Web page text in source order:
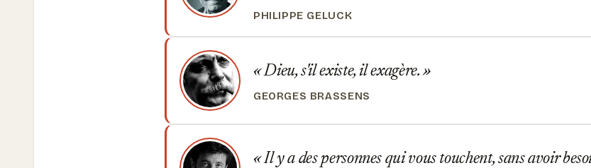
PHILIPPE GELUCK
Dieu, s'il existe, il exagère.
GEORGES BRASSENS
Il y a des personnes qui vous touchent, sans avoir